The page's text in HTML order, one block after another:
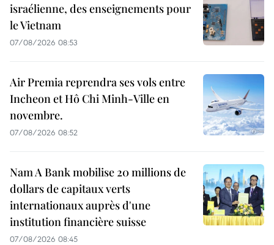
israélienne, des enseignements pour
le Vietnam
07/08/2026 08:53
Air Premia reprendra ses vols entre
Incheon et Hô Chi Minh-Ville en
novembre.
07/08/2026 08:52
Nam A Bank mobilise 20 millions de
dollars de capitaux verts
internationaux auprès d'une
institution financière suisse
07/08/2026 08:45